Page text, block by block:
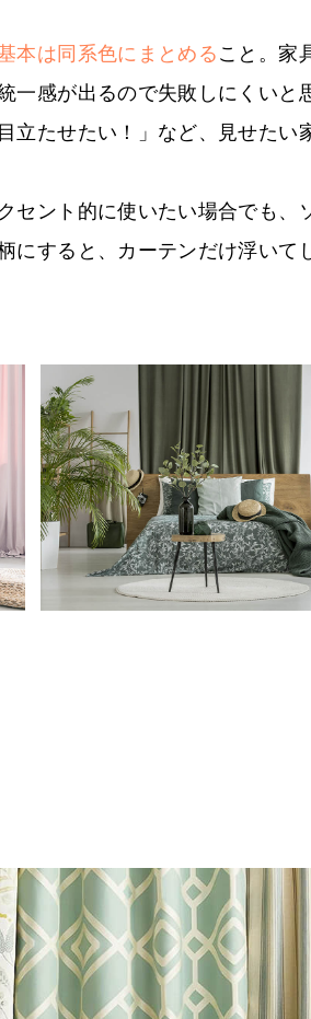
本は同系色にまとめること。家
一感が出るので失敗しにくいと
立たせたい！」など、見せたい
セント的に使いたい場合でも、
にすると、カーテンだけ浮いて